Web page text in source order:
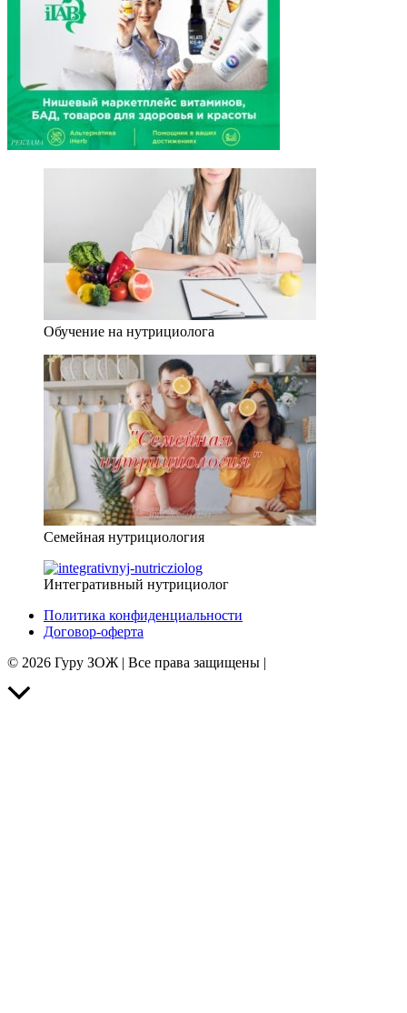
Обучение на нутрициолога
Семейная нутрициология
Интегративный нутрициолог
Политика конфиденциальности
Договор-оферта
© 2026 Гуру ЗОЖ | Все права защищены |